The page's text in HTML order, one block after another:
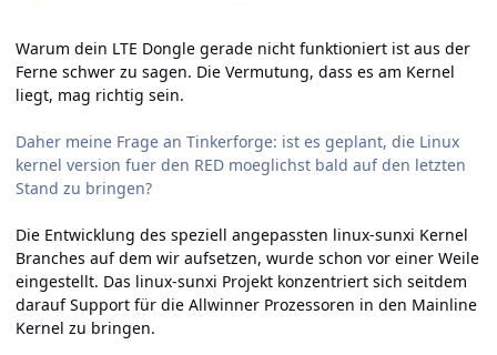
Warum dein LTE Dongle gerade nicht funktioniert ist aus der
Ferne schwer zu sagen. Die Vermutung, dass es am Kernel
liegt, mag richtig sein.
Daher meine Frage an Tinkerforge: ist es geplant, die Linux
kernel version fuer den RED moeglichst bald auf den letzten
Stand zu bringen?
Die Entwicklung des speziell angepassten linux-sunxi Kernel
Branches auf dem wir aufsetzen, wurde schon vor einer Weile
eingestellt. Das linux-sunxi Projekt konzentriert sich seitdem
darauf Support für die Allwinner Prozessoren in den Mainline
Kernel zu bringen.